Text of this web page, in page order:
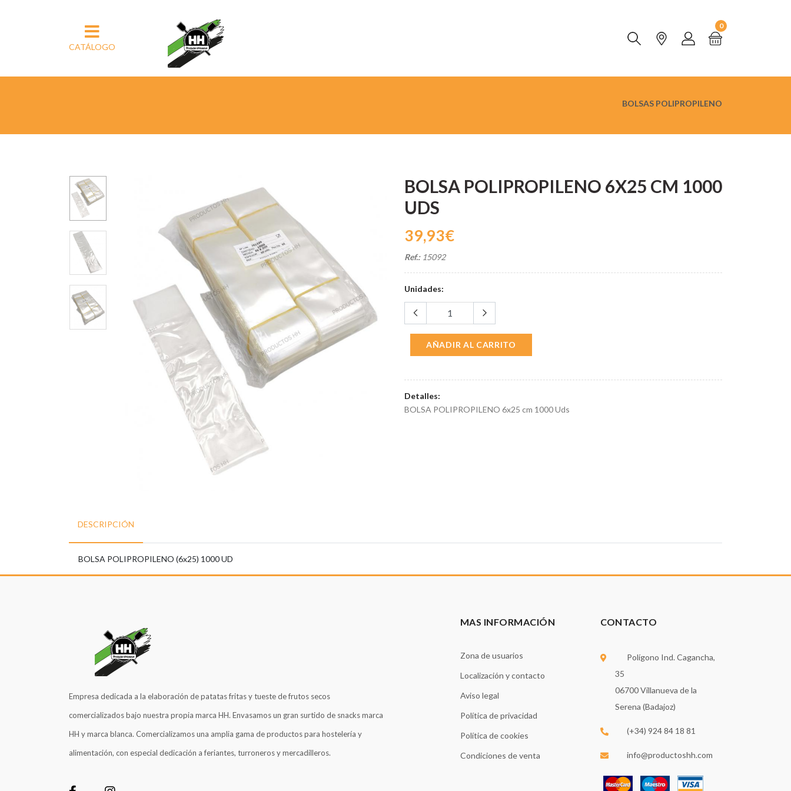
CATÁLOGO
0
BOLSAS POLIPROPILENO
BOLSA POLIPROPILENO 6X25 CM 1000
UDS
39,93€
Ref.: 15092
Unidades:
AÑADIR AL CARRITO
Detalles:
BOLSA POLIPROPILENO 6x25 cm 1000 Uds
DESCRIPCIÓN
BOLSA POLIPROPILENO (6x25) 1000 UD
Empresa dedicada a la elaboración de patatas fritas y tueste de frutos secos
comercializados bajo nuestra propia marca HH. Envasamos un gran surtido de snacks marca
HH y marca blanca. Comercializamos una amplia gama de productos para hostelería y
alimentación, con especial dedicación a feriantes, turroneros y mercadilleros.
MAS INFORMACIÓN
Zona de usuarios
Localización y contacto
Aviso legal
Política de privacidad
Política de cookies
Condiciones de venta
CONTACTO
Polígono Ind. Cagancha,
35
06700 Villanueva de la
Serena (Badajoz)
(+34) 924 84 18 81
info@productoshh.com